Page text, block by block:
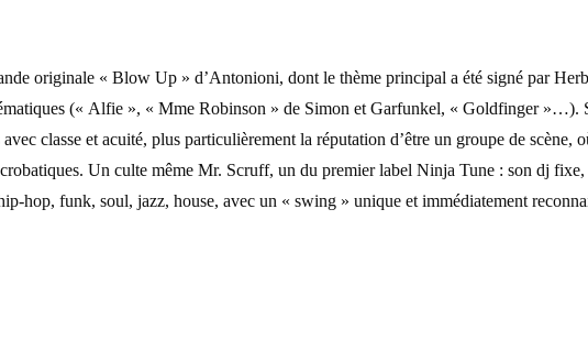
originale « Blow Up » d’Antonioni, dont le thème principal a été signé par
(« Alfie », « Mme Robinson » de Simon et Garfunkel, « Goldfinger »…).
classe et acuité, plus particulièrement la réputation d’être un groupe de scène,
Un culte même Mr. Scruff, un du premier label Ninja Tune : son dj fixe,
hop, funk, soul, jazz, house, avec un « swing » unique et immédiatement